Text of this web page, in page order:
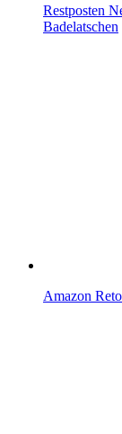
Restposten
Badelatschen
Amazon